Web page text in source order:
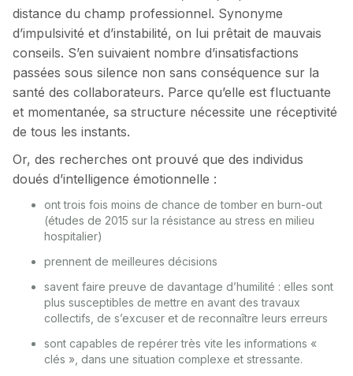
distance du champ professionnel. Synonyme
d’impulsivité et d’instabilité, on lui prêtait de mauvais
conseils. S’en suivaient nombre d’insatisfactions
passées sous silence non sans conséquence sur la
santé des collaborateurs. Parce qu’elle est fluctuante
et momentanée, sa structure nécessite une réceptivité
de tous les instants.
Or, des recherches ont prouvé que des individus
doués d’intelligence émotionnelle :
ont trois fois moins de chance de tomber en burn-out
(études de 2015 sur la résistance au stress en milieu
hospitalier)
prennent de meilleures décisions
savent faire preuve de davantage d’humilité : elles sont
plus susceptibles de mettre en avant des travaux
collectifs, de s’excuser et de reconnaître leurs erreurs
sont capables de repérer très vite les informations «
clés », dans une situation complexe et stressante.